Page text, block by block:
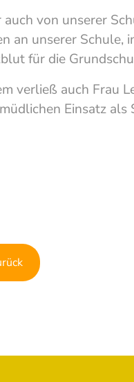
auch von unserer
an unserer
für die
verließ auch Frau
Einsatz